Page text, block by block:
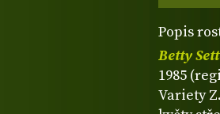
Popis
Betty
1985
Variety